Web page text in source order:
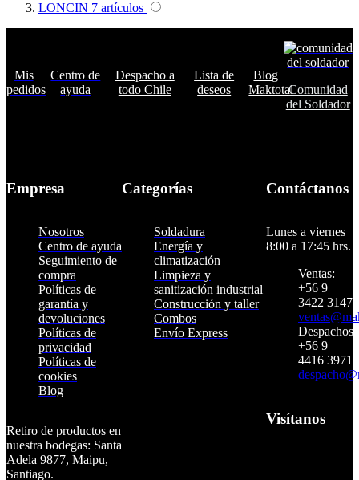
LONCIN 7 artículos
Mis
pedidos
Centro de
ayuda
Despacho a
todo Chile
Lista de
deseos
Blog
MaktotalComunidad
del Soldador
Empresa
Nosotros
Centro de ayuda
Seguimiento de
compra
Políticas de
garantía y
devoluciones
Políticas de
privacidad
Políticas de
cookies
Blog
Retiro de productos en
nuestra bodegas: Santa
Adela 9877, Maipu,
Santiago.
Categorías
Soldadura
Energía y
climatización
Limpieza y
sanitización industrial
Construcción y taller
Combos
Envío Express
Contáctanos
Lunes a viernes
8:00 a 17:45 hrs.
Ventas:
+56 9
3422 3147
Despachos:
+56 9
4416 3971
Visítanos